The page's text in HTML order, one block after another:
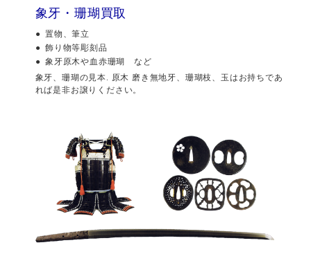
象牙・珊瑚買取
置物、筆立
飾り物等彫刻品
象牙原木や血赤珊瑚 など
象牙、珊瑚の見本. 原木 磨き無地牙、珊瑚枝、玉はお持ちであ
れば是非お譲りください。